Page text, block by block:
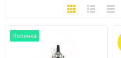
ПлиткаПодробно
Новинка